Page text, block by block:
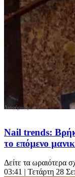
Nail trends:
το επόμενο
Δείτε τα ωραιότερα
03:41 | Τετάρτη 28